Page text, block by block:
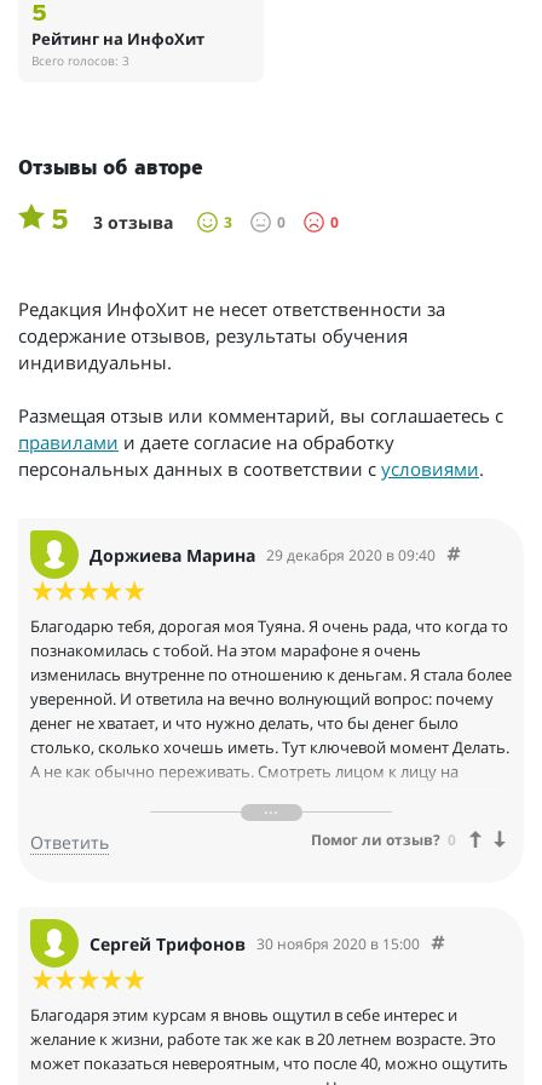
5
Рейтинг на ИнфоХит
Всего голосов: 3
Отзывы об авторе
5 3 отзыва 3 0 0
Редакция ИнфоХит не несет ответственности за
содержание отзывов, результаты обучения
индивидуальны.
Размещая отзыв или комментарий, вы соглашаетесь с
правилами и даете согласие на обработку
персональных данных в соответствии с условиями.
Доржиева Марина 29 декабря 2020 в 09:40
Благодарю тебя, дорогая моя Туяна. Я очень рада, что когда то
познакомилась с тобой. На этом марафоне я очень
изменилась внутренне по отношению к деньгам. Я стала более
уверенной. И ответила на вечно волнующий вопрос: почему
денег не хватает, и что нужно делать, что бы денег было
столько, сколько хочешь иметь. Тут ключевой момент Делать.
А не как обычно переживать. Смотреть лицом к лицу на
как есть. Это ценнейший навык, который делает человека
могущественным. Это умение смотреть на ситуацию лицом к
удаётся посмотреть именно так на ситуацию. Да, и мы падаем
по тону, но надо подниматься, делая трезвый анализ.
Адекватность встроена в мою систему, ведь Человек это целая
система. Моя система получила расширение. Вот так я
ощущаю себя. Раньше была программа ограниченная, а
сейчас включены обновления и расширения, новые
возможности, новые функции появились. Способность к
Ответить Помог ли отзыв? 0
Cергей Трифонов 30 ноября 2020 в 15:00
Благодаря этим курсам я вновь ощутил в себе интерес и
желание к жизни, работе так же как в 20 летнем возрасте. Это
может показаться невероятным, что после 40, можно ощутить